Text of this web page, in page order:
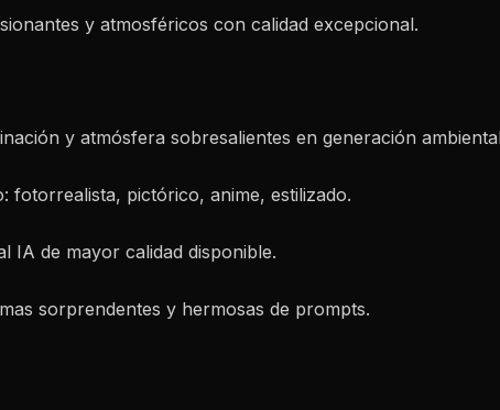
y atmosféricos con calidad excepcional.
y atmósfera sobresalientes en generación
fotorrealista, pictórico, anime, estilizado.
IA de mayor calidad disponible.
sorprendentes y hermosas de prompts.